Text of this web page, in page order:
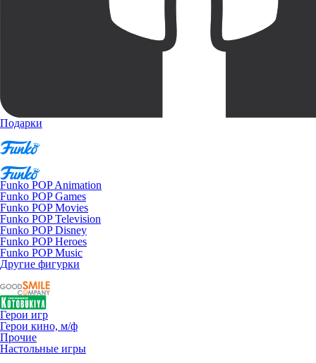
Подарки
Funko POP Animation
Funko POP Games
Funko POP Movies
Funko POP Television
Funko POP Disney
Funko POP Heroes
Funko POP Music
Другие фигурки
Герои игр
Герои кино, м/ф
Прочие
Настольные игры